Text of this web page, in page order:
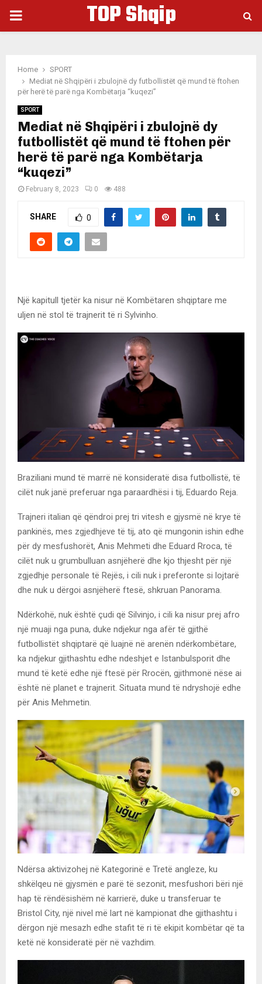
PRIMARY
TOP Shqip
Home
SPORT
Mediat në Shqipëri i zbulojnë dy futbollistët që mund të ftohen
për herë të parë nga Kombëtarja “kuqezi”
SPORT
Mediat në Shqipëri i zbulojnë dy
futbollistët që mund të ftohen për
herë të parë nga Kombëtarja
“kuqezi”
February 8, 2023 0 488
SHARE 0
Një kapitull tjetër ka nisur në Kombëtaren shqiptare me
uljen në stol të trajnerit të ri Sylvinho.
Braziliani mund të marrë në konsideratë disa futbollistë, të
cilët nuk janë preferuar nga paraardhësi i tij, Eduardo Reja.
Trajneri italian që qëndroi prej tri vitesh e gjysmë në krye të
pankinës, mes zgjedhjeve të tij, ato që mungonin ishin edhe
për dy mesfushorët, Anis Mehmeti dhe Eduard Rroca, të
cilët nuk u grumbulluan asnjëherë dhe kjo thjesht për një
zgjedhje personale të Rejës, i cili nuk i preferonte si lojtarë
dhe nuk u dërgoi asnjëherë ftesë, shkruan Panorama.
Ndërkohë, nuk është çudi që Silvinjo, i cili ka nisur prej afro
një muaji nga puna, duke ndjekur nga afër të gjithë
futbollistët shqiptarë që luajnë në arenën ndërkombëtare,
ka ndjekur gjithashtu edhe ndeshjet e Istanbulsporit dhe
mund të ketë edhe një ftesë për Rrocën, gjithmonë nëse ai
është në planet e trajnerit. Situata mund të ndryshojë edhe
për Anis Mehmetin.
Ndërsa aktivizohej në Kategorinë e Tretë angleze, ku
shkëlqeu në gjysmën e parë të sezonit, mesfushori bëri një
hap të rëndësishëm në karrierë, duke u transferuar te
Bristol City, një nivel më lart në kampionat dhe gjithashtu i
dërgon një mesazh edhe stafit të ri të ekipit kombëtar që ta
ketë në konsideratë për në vazhdim.